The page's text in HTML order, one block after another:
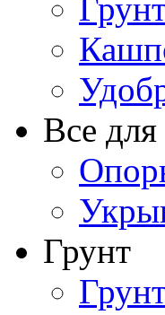
Все для
Грунт